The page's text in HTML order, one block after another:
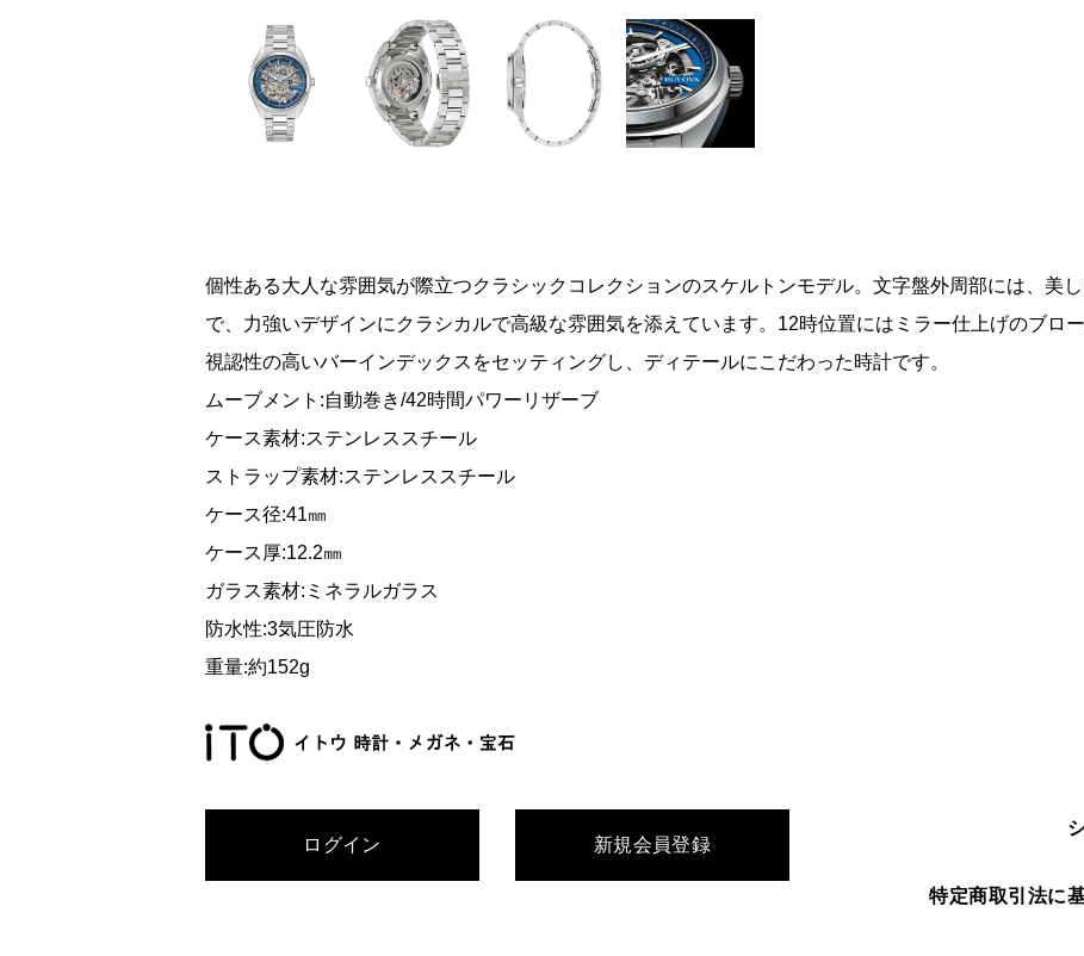
個性ある大人な雰囲気が際立つクラシックコレクションのスケルトンモデル。文字盤外周部には、美
で、力強いデザインにクラシカルで高級な雰囲気を添えています。12時位置にはミラー仕上げのブロ
視認性の高いバーインデックスをセッティングし、ディテールにこだわった時計です。
ムーブメント:自動巻き/42時間パワーリザーブ
ケース素材:ステンレススチール
ストラップ素材:ステンレススチール
ケース径:41㎜
ケース厚:12.2㎜
ガラス素材:ミネラルガラス
防水性:3気圧防水
重量:約152g
ログイン 新規会員登録
特定商取引法に